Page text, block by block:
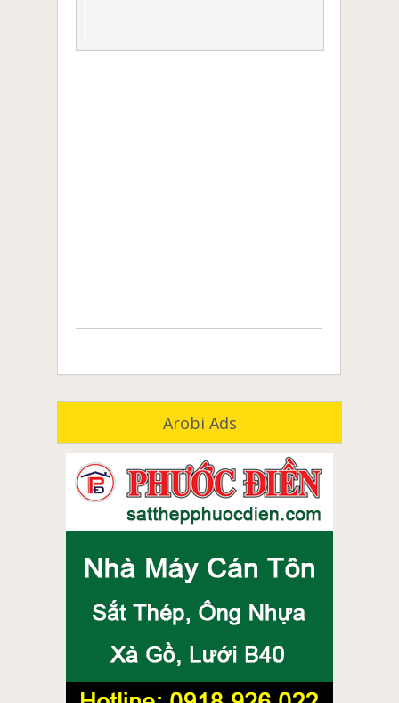
Arobi Ads
môi giới nhà đất đồng nai
môi giới nhà đất biên hòa
môi giới nhà đất long khánh
môi giới nhà đất vĩnh cửu
môi giới nhà đất định quán
môi giới nhà đất trảng bom